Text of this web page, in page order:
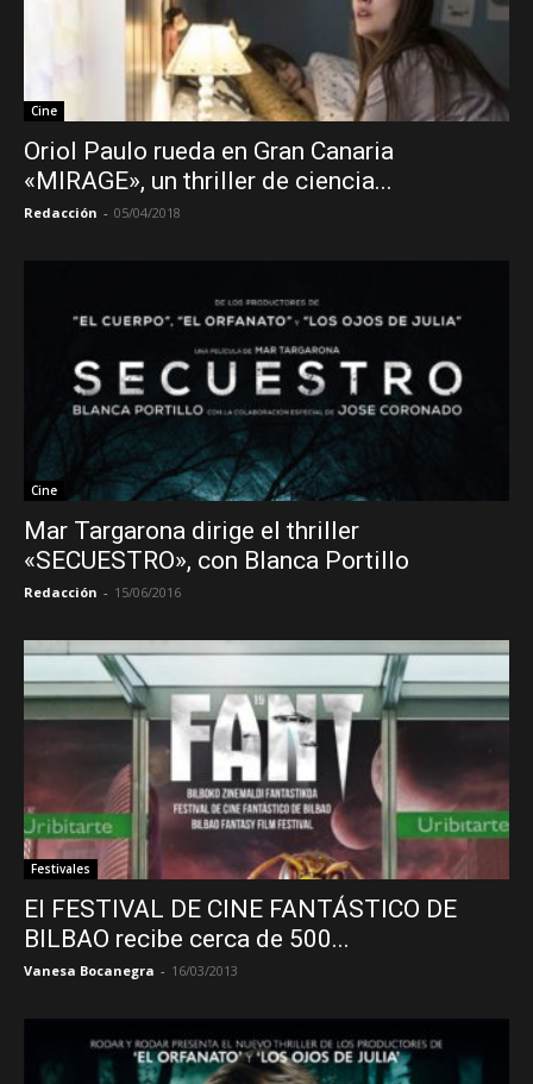
Cine
Oriol Paulo rueda en Gran Canaria
«MIRAGE», un thriller de ciencia...
Redacción - 05/04/2018
Cine
Mar Targarona dirige el thriller
«SECUESTRO», con Blanca Portillo
Redacción - 15/06/2016
Festivales
El FESTIVAL DE CINE FANTÁSTICO DE
BILBAO recibe cerca de 500...
Vanesa Bocanegra - 16/03/2013